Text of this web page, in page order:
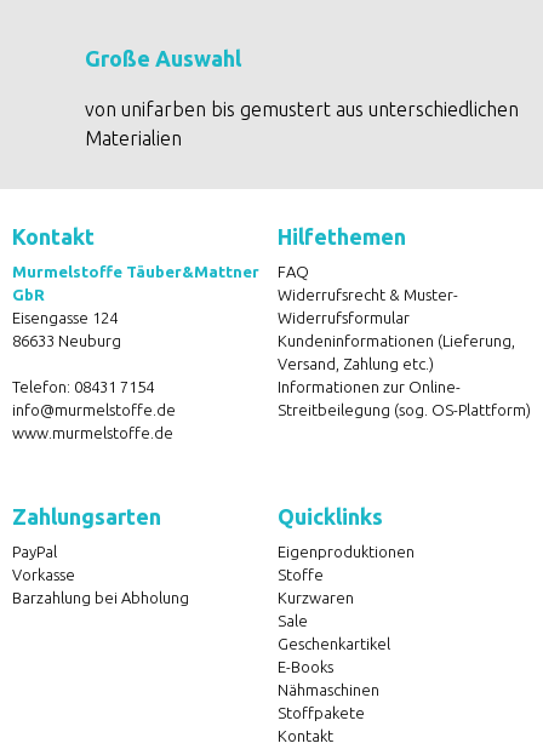
Große Auswahl
von unifarben bis gemustert aus unterschiedlichen
Materialien
Kontakt
Murmelstoffe Täuber&Mattner
GbR
Eisengasse 124
86633 Neuburg
Telefon: 08431 7154
info@murmelstoffe.de
www.murmelstoffe.de
Hilfethemen
FAQ
Widerrufsrecht & Muster-
Widerrufsformular
Kundeninformationen (Lieferung,
Versand, Zahlung etc.)
Informationen zur Online-
Streitbeilegung (sog. OS-Plattform)
Zahlungsarten
PayPal
Vorkasse
Barzahlung bei Abholung
Quicklinks
Eigenproduktionen
Stoffe
Kurzwaren
Sale
Geschenkartikel
E-Books
Nähmaschinen
Stoffpakete
Kontakt